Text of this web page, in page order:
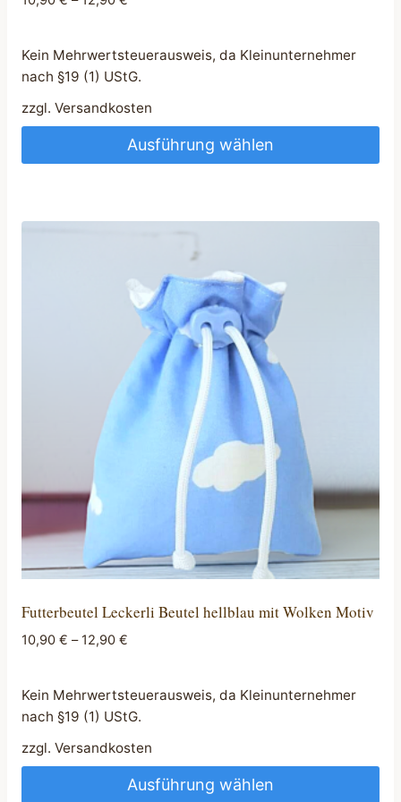
Kein Mehrwertsteuerausweis, da Kleinunternehmer
nach §19 (1) UStG.
zzgl. Versandkosten
Ausführung wählen
weist
Produktseite
werden
Futterbeutel Leckerli Beutel hellblau mit Wolken Motiv
10,90 € –12,90 €
Kein Mehrwertsteuerausweis, da Kleinunternehmer
nach §19 (1) UStG.
zzgl. Versandkosten
Ausführung wählen